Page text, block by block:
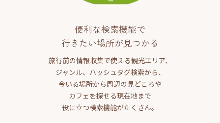
便利な検索機能で
行きたい場所が見つかる
旅行前の情報収集で使える観光エリア、
ジャンル、ハッシュタグ検索から、
今いる場所から周辺の見どころや
カフェを探せる現在地まで
役に立つ検索機能がたくさん。